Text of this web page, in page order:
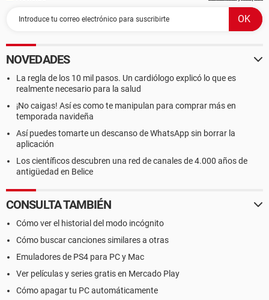
NOVEDADES
La regla de los 10 mil pasos. Un cardiólogo explicó lo que es
realmente necesario para la salud
¡No caigas! Así es como te manipulan para comprar más en
temporada navideña
Así puedes tomarte un descanso de WhatsApp sin borrar la
aplicación
Los científicos descubren una red de canales de 4.000 años de
antigüedad en Belice
CONSULTA TAMBIÉN
Cómo ver el historial del modo incógnito
Cómo buscar canciones similares a otras
Emuladores de PS4 para PC y Mac
Ver películas y series gratis en Mercado Play
Cómo apagar tu PC automáticamente